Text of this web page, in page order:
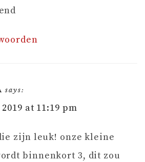
says:
at 11:19 pm
zijn leuk! onze kleine
binnenkort 3, dit zou